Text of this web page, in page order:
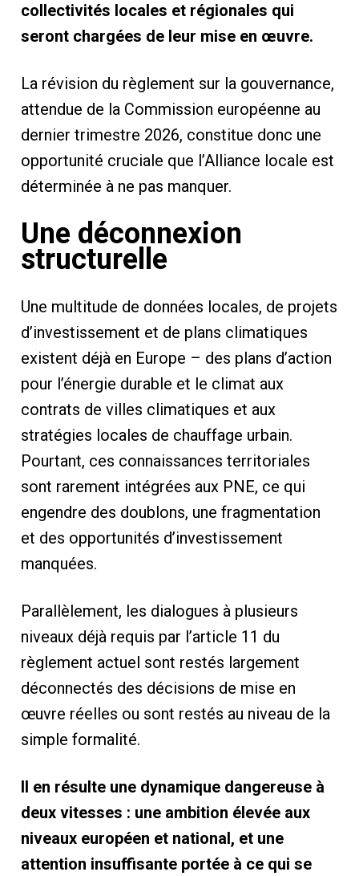
collectivités locales et régionales qui
seront chargées de leur mise en œuvre.
La révision du règlement sur la gouvernance,
attendue de la Commission européenne au
dernier trimestre 2026, constitue donc une
opportunité cruciale que l’Alliance locale est
déterminée à ne pas manquer.
Une déconnexion
structurelle
Une multitude de données locales, de projets
d’investissement et de plans climatiques
existent déjà en Europe – des plans d’action
pour l’énergie durable et le climat aux
contrats de villes climatiques et aux
stratégies locales de chauffage urbain.
Pourtant, ces connaissances territoriales
sont rarement intégrées aux PNE, ce qui
engendre des doublons, une fragmentation
et des opportunités d’investissement
manquées.
Parallèlement, les dialogues à plusieurs
niveaux déjà requis par l’article 11 du
règlement actuel sont restés largement
déconnectés des décisions de mise en
œuvre réelles ou sont restés au niveau de la
simple formalité.
Il en résulte une dynamique dangereuse à
deux vitesses : une ambition élevée aux
niveaux européen et national, et une
attention insuffisante portée à ce qui se